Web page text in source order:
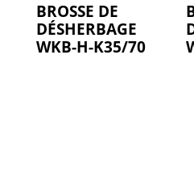
BROSSE DE
DÉSHERBAGE
WKB-H-K35/70